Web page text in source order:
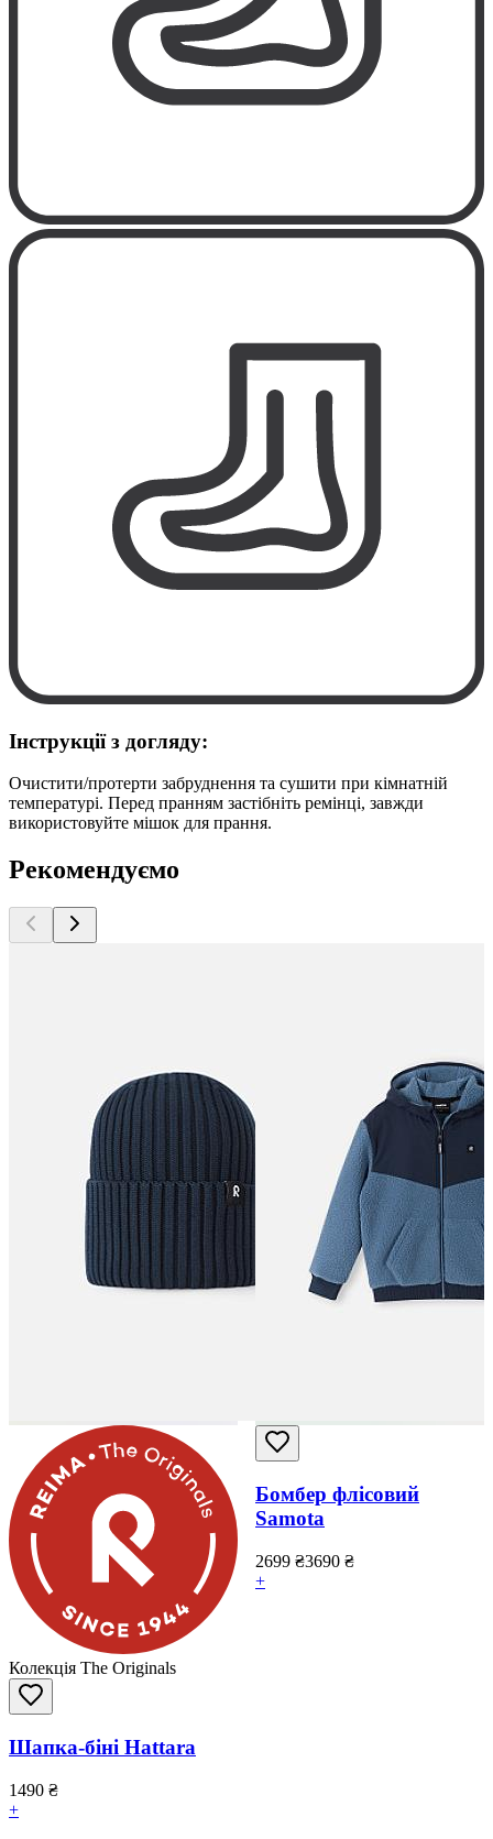
Інструкції з догляду:
Очистити/протерти забруднення та сушити при кімнатній
температурі. Перед пранням застібніть ремінці, завжди
використовуйте мішок для прання.
Рекомендуємо
Колекція The Originals
Шапка-біні Hattara
1490 ₴
+
Бомбер флісовий
Samota
2699 ₴3690 ₴
+